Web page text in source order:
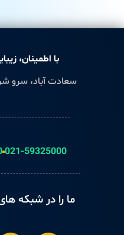
با اطمینان،
سعادت آباد، سرو شرقی،
021-59325000
ما را در شبکه